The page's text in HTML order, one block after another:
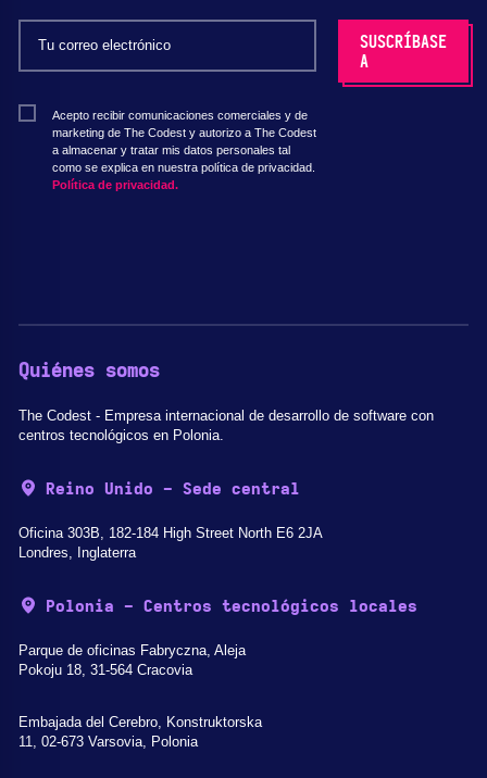
Acepto recibir comunicaciones comerciales y de
marketing de The Codest y autorizo a The Codest
a almacenar y tratar mis datos personales tal
como se explica en nuestra política de privacidad.
Política de privacidad.
Quiénes somos
The Codest - Empresa internacional de desarrollo de software con
centros tecnológicos en Polonia.
Reino Unido - Sede central
Oficina 303B, 182-184 High Street North E6 2JA
Londres, Inglaterra
Polonia - Centros tecnológicos locales
Parque de oficinas Fabryczna, Aleja
Pokoju 18, 31-564 Cracovia
Embajada del Cerebro, Konstruktorska
11, 02-673 Varsovia, Polonia